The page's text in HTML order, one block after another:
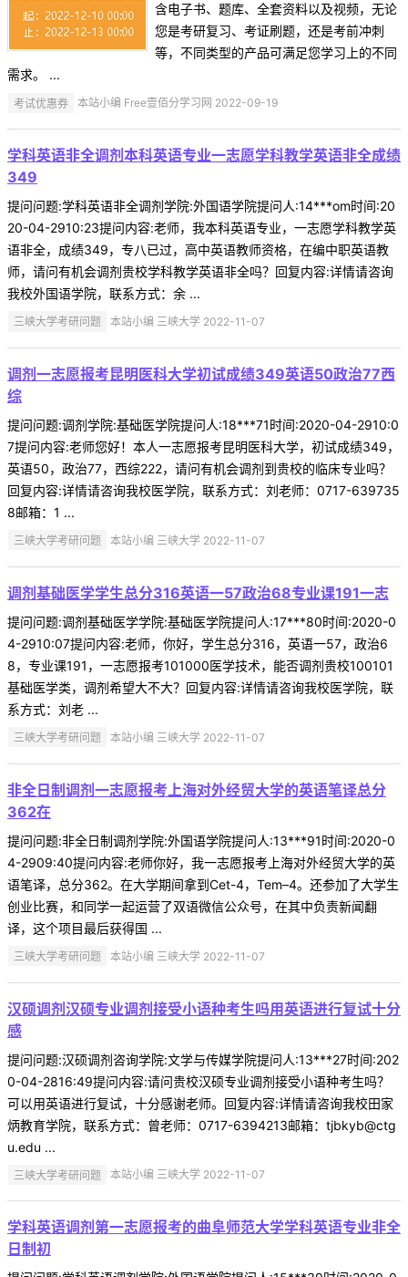
含电子书、题库、全套资料以及视频，无论
您是考研复习、考证刷题，还是考前冲刺
等，不同类型的产品可满足您学习上的不同
需求。 ...
考试优惠券 本站小编 Free壹佰分学习网 2022-09-19
学科英语非全调剂本科英语专业一志愿学科教学英语非全成绩
349
提问问题:学科英语非全调剂学院:外国语学院提问人:14***om时间:20
20-04-2910:23提问内容:老师，我本科英语专业，一志愿学科教学英
语非全，成绩349，专八已过，高中英语教师资格，在编中职英语教
师，请问有机会调剂贵校学科教学英语非全吗？回复内容:详情请咨询
我校外国语学院，联系方式：余 ...
三峡大学考研问题 本站小编 三峡大学 2022-11-07
调剂一志愿报考昆明医科大学初试成绩349英语50政治77西
综
提问问题:调剂学院:基础医学院提问人:18***71时间:2020-04-2910:0
7提问内容:老师您好！本人一志愿报考昆明医科大学，初试成绩349，
英语50，政治77，西综222，请问有机会调剂到贵校的临床专业吗？
回复内容:详情请咨询我校医学院，联系方式：刘老师：0717-639735
8邮箱：1 ...
三峡大学考研问题 本站小编 三峡大学 2022-11-07
调剂基础医学学生总分316英语一57政治68专业课191一志
提问问题:调剂基础医学学院:基础医学院提问人:17***80时间:2020-0
4-2910:07提问内容:老师，你好，学生总分316，英语一57，政治6
8，专业课191，一志愿报考101000医学技术，能否调剂贵校100101
基础医学类，调剂希望大不大？回复内容:详情请咨询我校医学院，联
系方式：刘老 ...
三峡大学考研问题 本站小编 三峡大学 2022-11-07
非全日制调剂一志愿报考上海对外经贸大学的英语笔译总分
362在
提问问题:非全日制调剂学院:外国语学院提问人:13***91时间:2020-0
4-2909:40提问内容:老师你好，我一志愿报考上海对外经贸大学的英
语笔译，总分362。在大学期间拿到Cet-4，Tem–4。还参加了大学生
创业比赛，和同学一起运营了双语微信公众号，在其中负责新闻翻
译，这个项目最后获得国 ...
三峡大学考研问题 本站小编 三峡大学 2022-11-07
汉硕调剂汉硕专业调剂接受小语种考生吗用英语进行复试十分
感
提问问题:汉硕调剂咨询学院:文学与传媒学院提问人:13***27时间:202
0-04-2816:49提问内容:请问贵校汉硕专业调剂接受小语种考生吗？
可以用英语进行复试，十分感谢老师。回复内容:详情请咨询我校田家
炳教育学院，联系方式：曾老师：0717-6394213邮箱：tjbkyb@ctg
u.edu ...
三峡大学考研问题 本站小编 三峡大学 2022-11-07
学科英语调剂第一志愿报考的曲阜师范大学学科英语专业非全
日制初